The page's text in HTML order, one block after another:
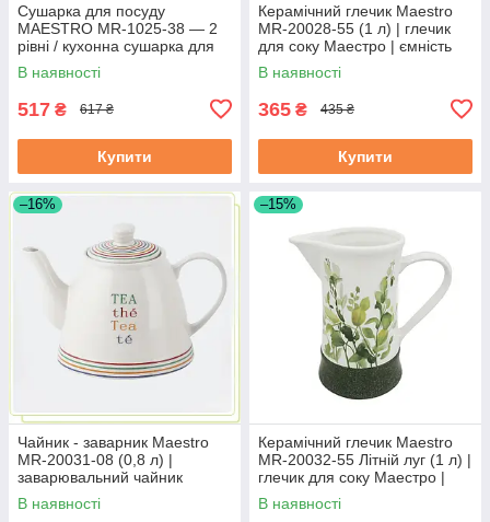
Сушарка для посуду
MAESTRO MR-1025-38 — 2
рівні / кухонна сушарка для
посуду Маестро
В наявності
517 ₴ 617 ₴
Купити
Керамічний глечик Maestro
MR-20028-55 (1 л) | глечик
для соку Маестро | ємність
для води Маестро
В наявності
365 ₴ 435 ₴
Купити
–16%
Чайник - заварник Maestro
MR-20031-08 (0,8 л) |
заварювальний чайник
Маестро | керамічний чайник
Маестро
В наявності
–15%
Керамічний глечик Maestro
MR-20032-55 Літній луг (1 л) |
глечик для соку Маестро |
ємність для води Маестро
В наявності